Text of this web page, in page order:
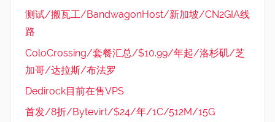
测试/搬瓦工/BandwagonHost/新加坡/CN2GIA线
路
ColoCrossing/套餐汇总/$10.99/年起/洛杉矶/芝
加哥/达拉斯/布法罗
Dedirock目前在售VPS
首发/8折/Bytevirt/$24/年/1C/512M/15G